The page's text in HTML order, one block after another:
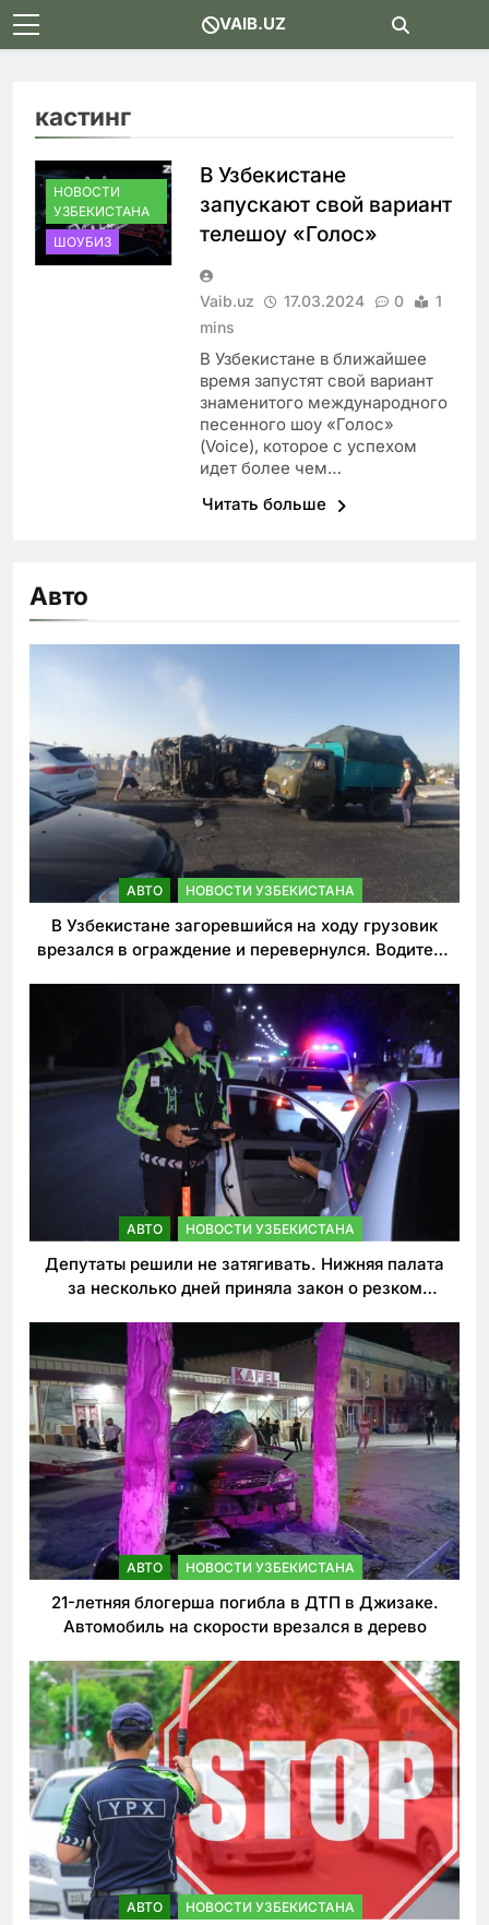
Skip
to
VAIB.UZ
кастинг
НОВОСТИ
УЗБЕКИСТАНА
ШОУБИЗ
В Узбекистане
запускают свой вариант
телешоу «Голос»
Vaib.uz 17.03.2024 0
1
mins
В Узбекистане в ближайшее
время запустят свой вариант
знаменитого международного
песенного шоу «Голос»
(Voice), которое с успехом
идет более чем…
Читать больше
Авто
АВТО НОВОСТИ УЗБЕКИСТАНА
В Узбекистане загоревшийся на ходу грузовик
врезался в ограждение и перевернулся. Водитель
АВТО НОВОСТИ УЗБЕКИСТАНА
Депутаты решили не затягивать. Нижняя палата
за несколько дней приняла закон о резком
АВТО НОВОСТИ УЗБЕКИСТАНА
21-летняя блогерша погибла в ДТП в Джизаке.
Автомобиль на скорости врезался в дерево
АВТО НОВОСТИ УЗБЕКИСТАНА